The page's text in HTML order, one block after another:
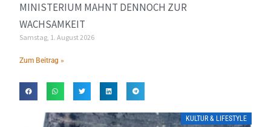
MINISTERIUM MAHNT DENNOCH ZUR
WACHSAMKEIT
Samstag, 1. August 2026
Zum Beitrag »
KULTUR & LIFESTYLE